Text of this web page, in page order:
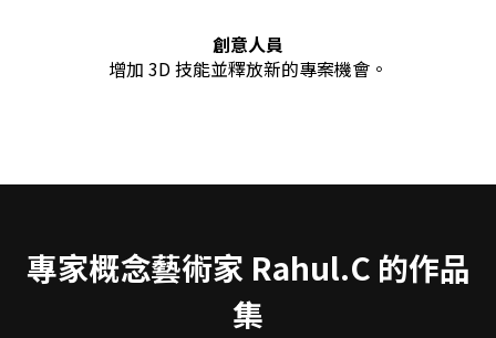
創意人員
增加 3D 技能並釋放新的專案機會。
專家概念藝術家 Rahul.C 的作品
集